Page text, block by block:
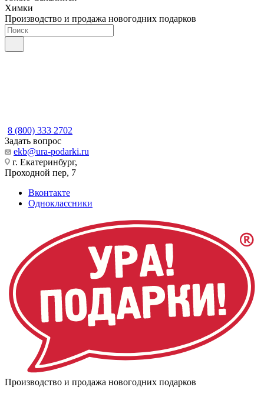
Химки
Производство и продажа новогодних подарков
8 (800) 333 2702
Задать вопрос
ekb@ura-podarki.ru
г. Екатеринбург,
Проходной пер, 7
Вконтакте
Одноклассники
Производство и продажа новогодних подарков